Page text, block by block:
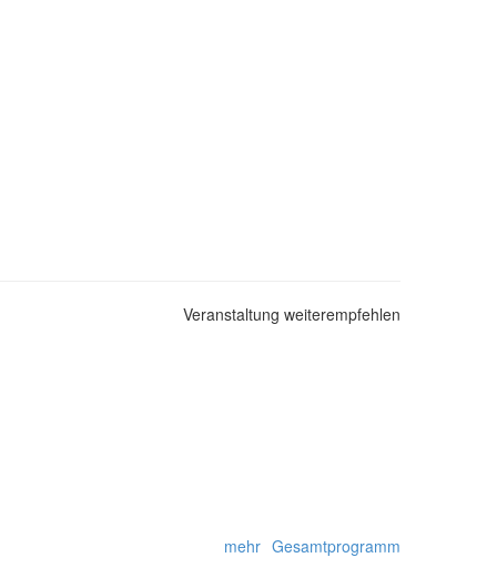
Veranstaltung weiterempfehlen
Gesamtprogramm
mehr